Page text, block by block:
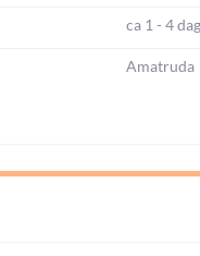
ca 1 - 4
Amatruda